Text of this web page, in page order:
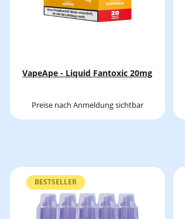
VapeApe - Liquid Fantoxic 20mg
Preise nach Anmeldung sichtbar
BESTSELLER